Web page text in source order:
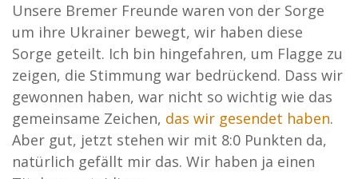
Unsere Bremer Freunde waren von der Sorge
um ihre Ukrainer bewegt, wir haben diese
Sorge geteilt. Ich bin hingefahren, um Flagge zu
zeigen, die Stimmung war bedrückend. Dass wir
gewonnen haben, war nicht so wichtig wie das
gemeinsame Zeichen, das wir gesendet haben.
Aber gut, jetzt stehen wir mit 8:0 Punkten da,
natürlich gefällt mir das. Wir haben ja einen